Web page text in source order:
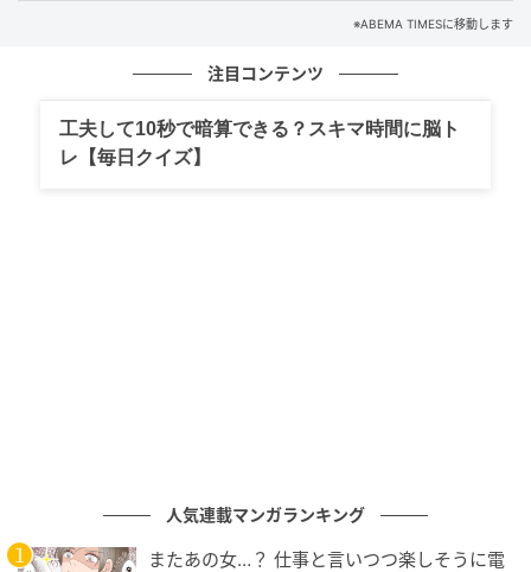
ABEMA TIMES
白や淡い基調の衣装に身を包んだ5人がステージに登場
すると、会場からは大きな歓声が上がる。デビュー曲
『Mi*light』で一糸乱れぬキレのあるダンスと歌声を
披露し、続けて久保田利伸の名曲『LA・LA・LA LOVE
路」をコンセプトに、“Voyage（旅）”を世界観の軸と
して掲げている。プレデビュー曲『恋におちたら』の
※ABEMA TIMESに移動します
注目コンテンツ
工夫して10秒で暗算できる？スキマ時間に脳ト
レ【毎日クイズ】
人気連載マンガランキング
またあの女…？ 仕事と言いつつ楽しそうに電